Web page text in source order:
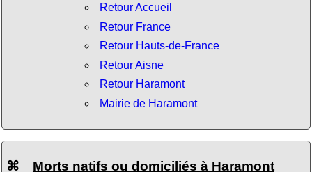
Retour Accueil
Retour France
Retour Hauts-de-France
Retour Aisne
Retour Haramont
Mairie de Haramont
⌘ Morts natifs ou domiciliés à Haramont